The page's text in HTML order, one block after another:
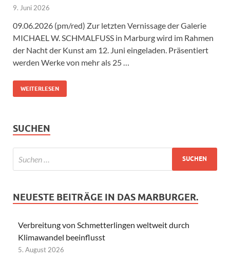
9. Juni 2026
09.06.2026 (pm/red) Zur letzten Vernissage der Galerie
MICHAEL W. SCHMALFUSS in Marburg wird im Rahmen
der Nacht der Kunst am 12. Juni eingeladen. Präsentiert
werden Werke von mehr als 25 …
WEITERLESEN
SUCHEN
NEUESTE BEITRÄGE IN DAS MARBURGER.
Verbreitung von Schmetterlingen weltweit durch
Klimawandel beeinflusst
5. August 2026